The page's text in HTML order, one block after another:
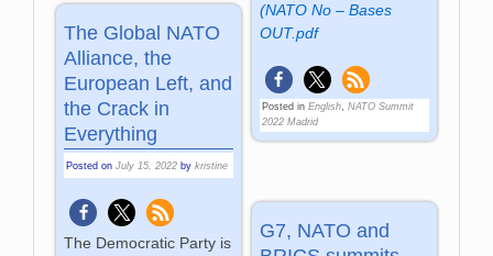
(NATO No – Bases
OUT.pdf
Posted in English, NATO Summit
2022 Madrid
The Global NATO
Alliance, the
European Left, and
the Crack in
Everything
Posted onJuly 15, 2022 bykristine
The Democratic Party is
G7, NATO and